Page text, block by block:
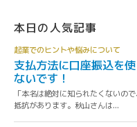
本日の人気記事